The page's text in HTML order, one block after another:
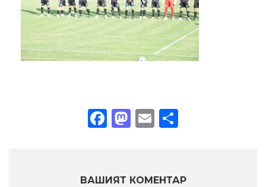
Facebook
Mastodon
Email
ВАШИЯТ КОМЕНТАР